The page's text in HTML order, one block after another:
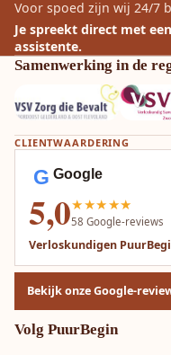
Voor spoed zijn wij 24/7
Je spreekt direct met
assistente.
Samenwerking in de
CLIENTWAARDERING
G Google
5,0★★★★★
58 Google-reviews
Verloskundigen
Bekijk onze Google-
Volg PuurBegin